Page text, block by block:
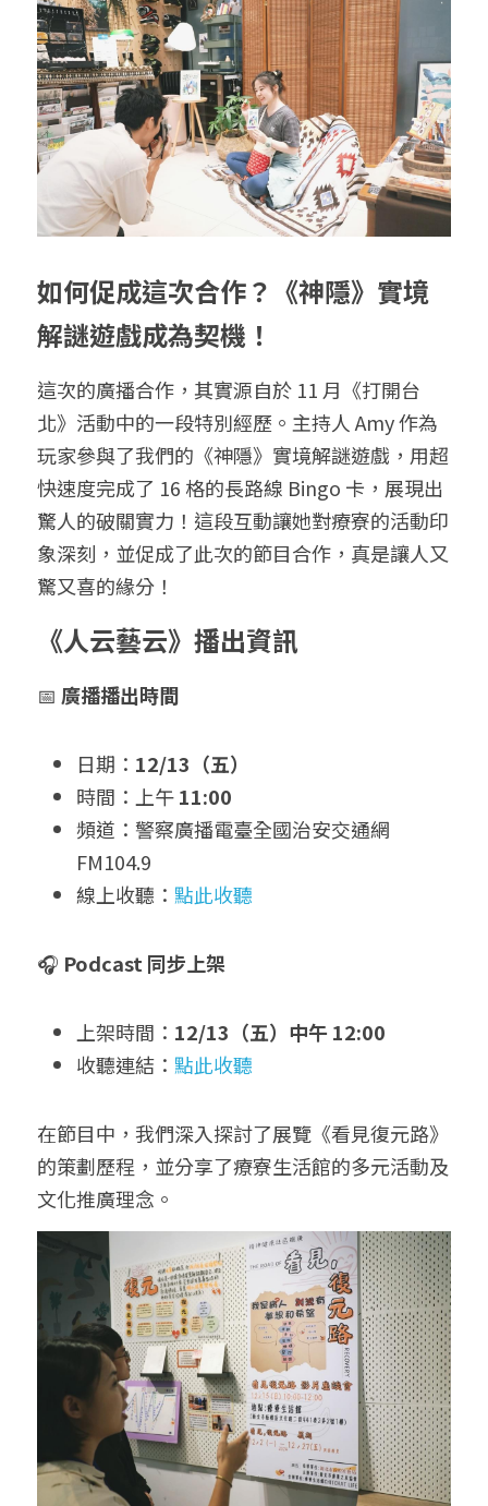
如何促成這次合作？《神隱》實境
解謎遊戲成為契機！
這次的廣播合作，其實源自於 11 月《打開台
北》活動中的一段特別經歷。主持人 Amy 作為
玩家參與了我們的《神隱》實境解謎遊戲，用超
快速度完成了 16 格的長路線 Bingo 卡，展現出
驚人的破關實力！這段互動讓她對療寮的活動印
象深刻，並促成了此次的節目合作，真是讓人又
驚又喜的緣分！
《人云藝云》播出資訊
📅 廣播播出時間
日期： 12/13（五）
時間：上午 11:00
頻道：警察廣播電臺全國治安交通網
FM104.9
線上收聽： 點此收聽
🎧 Podcast 同步上架
上架時間： 12/13（五）中午 12:00
收聽連結： 點此收聽
在節目中，我們深入探討了展覽《看見復元路》
的策劃歷程，並分享了療寮生活館的多元活動及
文化推廣理念。